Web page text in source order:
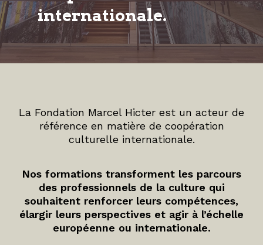
internationale.
La Fondation Marcel Hicter est un acteur de
référence en matière de coopération
culturelle internationale.
Nos formations transforment les parcours
des professionnels de la culture qui
souhaitent renforcer leurs compétences,
élargir leurs perspectives et agir à l’échelle
européenne ou internationale.